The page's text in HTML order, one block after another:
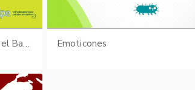
Kairos - La España del siglo XVI y el Barroco Emoticones